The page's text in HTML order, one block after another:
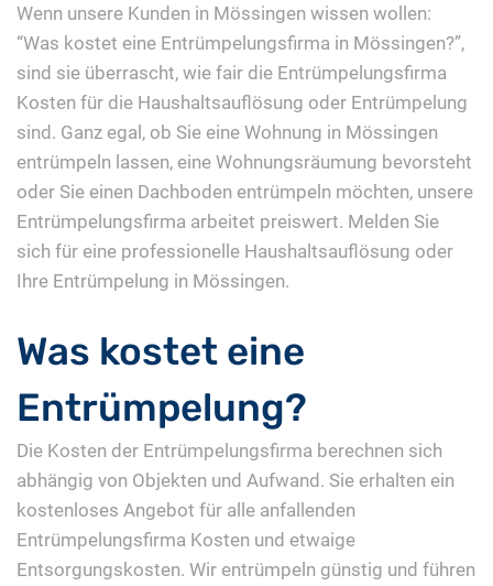
Wenn unsere Kunden in Mössingen wissen wollen:
“Was kostet eine Entrümpelungsfirma in Mössingen?”,
sind sie überrascht, wie fair die Entrümpelungsfirma
Kosten für die Haushaltsauflösung oder Entrümpelung
sind. Ganz egal, ob Sie eine Wohnung in Mössingen
entrümpeln lassen, eine Wohnungsräumung bevorsteht
oder Sie einen Dachboden entrümpeln möchten, unsere
Entrümpelungsfirma arbeitet preiswert. Melden Sie
sich für eine professionelle Haushaltsauflösung oder
Ihre Entrümpelung in Mössingen.
Was kostet eine
Entrümpelung?
Die Kosten der Entrümpelungsfirma berechnen sich
abhängig von Objekten und Aufwand. Sie erhalten ein
kostenloses Angebot für alle anfallenden
Entrümpelungsfirma Kosten und etwaige
Entsorgungskosten. Wir entrümpeln günstig und führen